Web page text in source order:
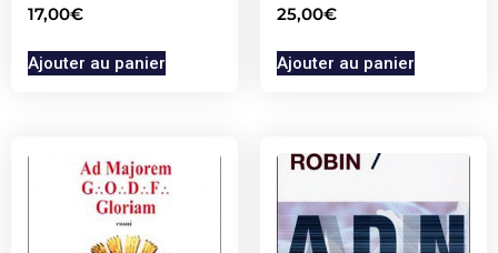
17,00€
Ajouter au panier
25,00€
Ajouter au panier